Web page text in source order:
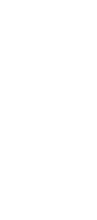
(StVO)
zur
(VwV-